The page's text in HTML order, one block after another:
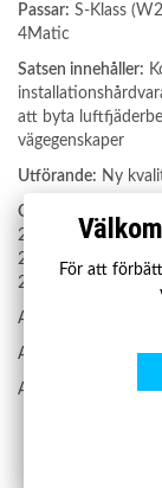
Passar: S-Klass
4Matic
Satsen innehåller:
att byta
vägegenskaper
Utförande: Ny
OE nummer:
2203202438
2203205113
220320243880
A2203202438
A2203205113
A220320243880
För att